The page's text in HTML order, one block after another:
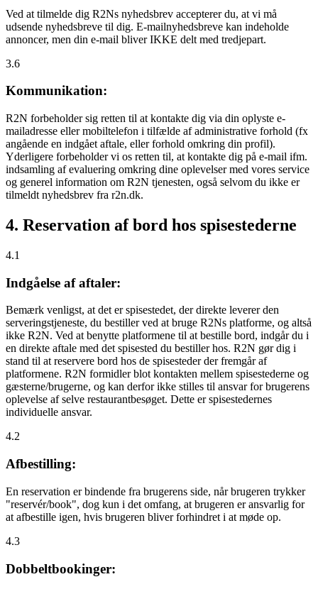
Ved at tilmelde dig R2Ns nyhedsbrev accepterer du, at vi må
udsende nyhedsbreve til dig. E-mailnyhedsbreve kan indeholde
annoncer, men din e-mail bliver IKKE delt med tredjepart.
3.6
Kommunikation:
R2N forbeholder sig retten til at kontakte dig via din oplyste e-
mailadresse eller mobiltelefon i tilfælde af administrative forhold (fx
angående en indgået aftale, eller forhold omkring din profil).
Yderligere forbeholder vi os retten til, at kontakte dig på e-mail ifm.
indsamling af evaluering omkring dine oplevelser med vores service
og generel information om R2N tjenesten, også selvom du ikke er
tilmeldt nyhedsbrev fra r2n.dk.
4. Reservation af bord hos spisestederne
4.1
Indgåelse af aftaler:
Bemærk venligst, at det er spisestedet, der direkte leverer den
serveringstjeneste, du bestiller ved at bruge R2Ns platforme, og altså
ikke R2N. Ved at benytte platformene til at bestille bord, indgår du i
en direkte aftale med det spisested du bestiller hos. R2N gør dig i
stand til at reservere bord hos de spisesteder der fremgår af
platformene. R2N formidler blot kontakten mellem spisestederne og
gæsterne/brugerne, og kan derfor ikke stilles til ansvar for brugerens
oplevelse af selve restaurantbesøget. Dette er spisestedernes
individuelle ansvar.
4.2
Afbestilling:
En reservation er bindende fra brugerens side, når brugeren trykker
"reservér/book", dog kun i det omfang, at brugeren er ansvarlig for
at afbestille igen, hvis brugeren bliver forhindret i at møde op.
4.3
Dobbeltbookinger: